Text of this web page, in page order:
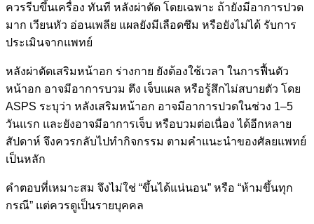
ควรรีบขึ้นเครื่อง ทันที หลังผ่าตัด โดยเฉพาะ ถ้ายังมีอาการปวด
มาก เวียนหัว อ่อนเพลีย แผลยังมีเลือดซึม หรือยังไม่ได้ รับการ
ประเมินจากแพทย์
หลังผ่าตัดเสริมหน้าอก ร่างกาย ยังต้องใช้เวลา ในการฟื้นตัว
หน้าอก อาจมีอาการบวม ตึง เจ็บแผล หรือรู้สึกไม่สบายตัว โดย
ASPS ระบุว่า หลังเสริมหน้าอก อาจมีอาการปวดในช่วง 1–5
วันแรก และยังอาจมีอาการเจ็บ หรือบวมต่อเนื่อง ได้อีกหลาย
สัปดาห์ จึงควรกลับไปทำกิจกรรม ตามคำแนะนำของศัลยแพทย์
เป็นหลัก
คำตอบที่เหมาะสม จึงไม่ใช่ “ขึ้นได้แน่นอน” หรือ “ห้ามขึ้นทุก
กรณี” แต่ควรดูเป็นรายบุคคล